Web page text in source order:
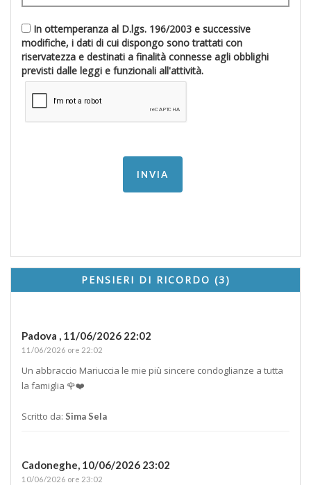
In ottemperanza al D.lgs. 196/2003 e successive
modifiche, i dati di cui dispongo sono trattati con
riservatezza e destinati a finalità connesse agli obblighi
previsti dalle leggi e funzionali all'attività.
PENSIERI DI RICORDO (3)
Padova , 11/06/2026 22:02
11/06/2026 ore 22:02
Un abbraccio Mariuccia le mie più sincere condoglianze a tutta
la famiglia 🌹❤️
Scritto da: Sima Sela
Cadoneghe, 10/06/2026 23:02
10/06/2026 ore 23:02